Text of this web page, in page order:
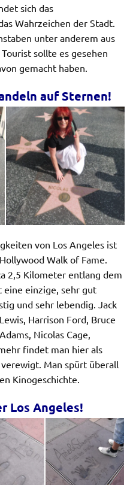
sich das
Wahrzeichen der Stadt.
unter anderem aus
sollte es gesehen
gemacht haben.
auf Sternen!
von Los Angeles ist
Walk of Fame.
2,5 Kilometer entlang dem
eine einzige, sehr gut
und sehr lebendig. Jack
Harrison Ford, Bruce
Nicolas Cage,
findet man hier als
Man spürt überall
Kinogeschichte.
Los Angeles!